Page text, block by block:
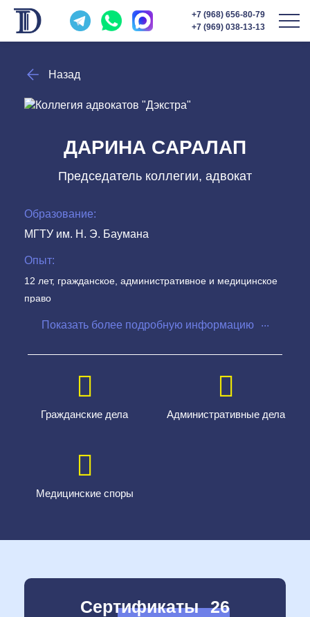
+7 (968) 656-80-79
+7 (969) 038-13-13
Назад
ДАРИНА CАРАЛАП
Председатель коллегии, адвокат
Образование:
МГТУ им. Н. Э. Баумана
Опыт:
12 лет, гражданское, административное и медицинское
право
О себе
проведении контрольно-надзорных мероприятий, в
судах и государственных органах.
Представляю интересы доверителей в сферах
Осуществляю экспертизу договоров и сопровождением
сделок с недвижимостью, оценку юридических рисков,
согласование разногласий, проверку контрагентов.
...
Гражданские дела Административные дела
Медицинские споры
Сертификаты 26